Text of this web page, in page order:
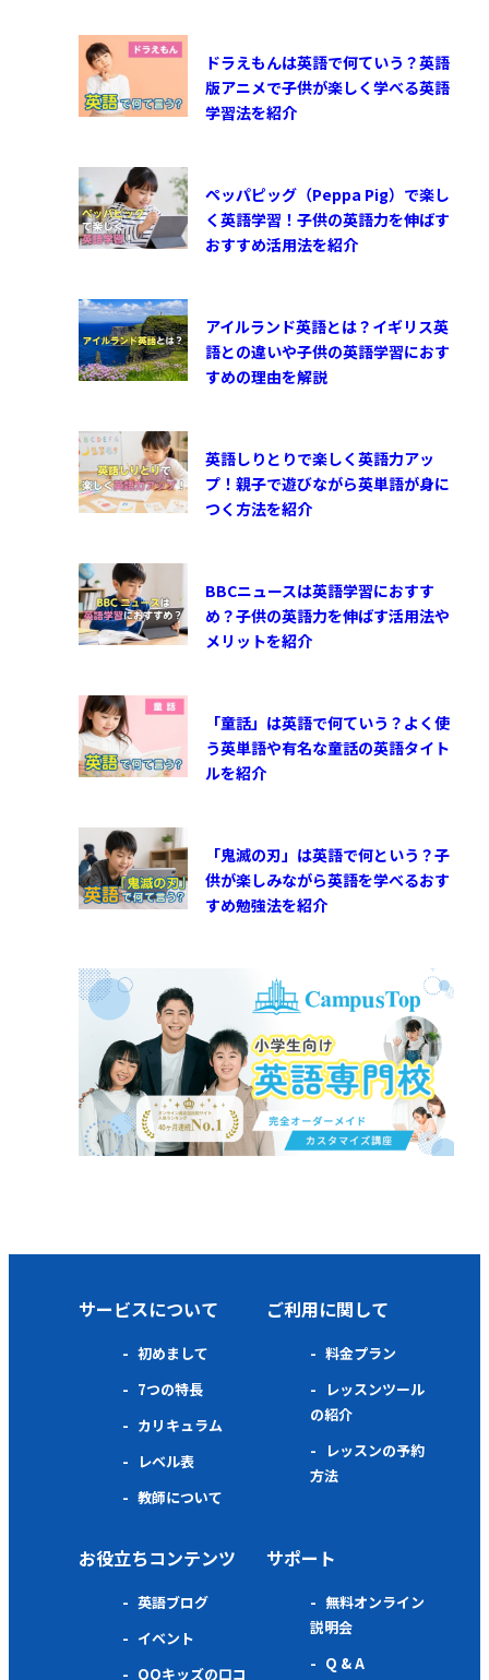
ドラえもんは英語で何ていう？英語
版アニメで子供が楽しく学べる英語
学習法を紹介
ペッパピッグ（Peppa Pig）で楽し
く英語学習！子供の英語力を伸ばす
おすすめ活用法を紹介
アイルランド英語とは？イギリス英
語との違いや子供の英語学習におす
すめの理由を解説
英語しりとりで楽しく英語力アッ
プ！親子で遊びながら英単語が身に
つく方法を紹介
BBCニュースは英語学習におすす
め？子供の英語力を伸ばす活用法や
メリットを紹介
「童話」は英語で何ていう？よく使
う英単語や有名な童話の英語タイト
ルを紹介
「鬼滅の刃」は英語で何という？子
供が楽しみながら英語を学べるおす
すめ勉強法を紹介
サービスについて
初めまして
7つの特長
カリキュラム
レベル表
教師について
ご利用に関して
料金プラン
レッスンツール
の紹介
レッスンの予約
方法
お役立ちコンテンツ
英語ブログ
イベント
QQキッズの口コ
サポート
無料オンライン
説明会
Q & A